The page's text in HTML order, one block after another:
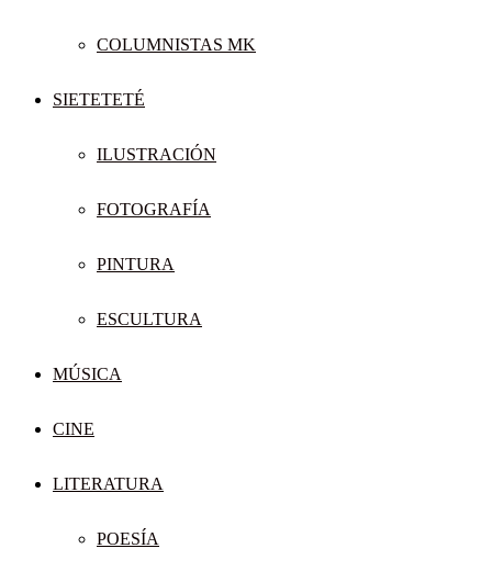
COLUMNISTAS MK
SIETETETÉ
ILUSTRACIÓN
FOTOGRAFÍA
PINTURA
ESCULTURA
MÚSICA
CINE
LITERATURA
POESÍA